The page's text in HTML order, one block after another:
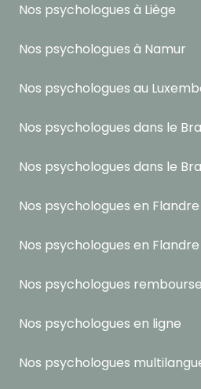
Nos psychologues à Liège
Nos psychologues à Namur
Nos psychologues au
Nos psychologues dans le
Nos psychologues dans le
Nos psychologues en
Nos psychologues en
Nos psychologues
Nos psychologues en ligne
Nos psychologues